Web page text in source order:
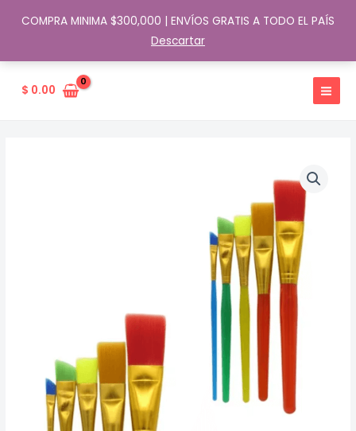
COMPRA MINIMA $300,000 | ENVÍOS GRATIS A TODO EL PAÍS
Descartar
$ 0.00